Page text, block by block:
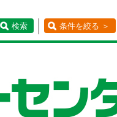
検索 条件を絞る ＞